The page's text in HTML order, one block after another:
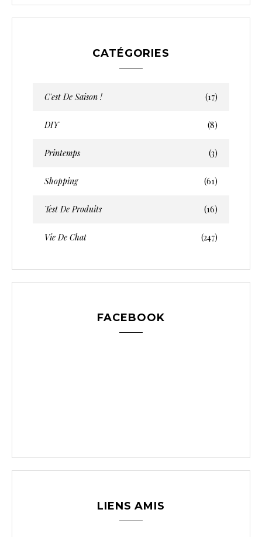
CATÉGORIES
C'est De Saison ! (17)
DIY (8)
Printemps (3)
Shopping (61)
Test De Produits (16)
Vie De Chat (247)
FACEBOOK
LIENS AMIS